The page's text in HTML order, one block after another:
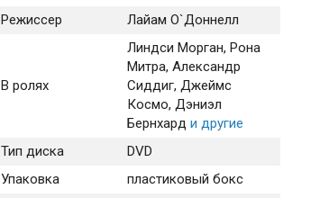
Режиссер Лайам О`Доннелл
В ролях
Линдси Морган, Рона
Митра, Александр
Сиддиг, Джеймс
Космо, Дэниэл
Бернхард и другие
Тип диска
DVD
Упаковка
пластиковый бокс